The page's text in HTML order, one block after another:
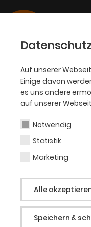
Auf unserer
Einige davon
es uns andere
auf unserer
Notwendig
Statistik
Marketing
Alle
Speichern &
OPER
Martin
Tenor (Gast)
Der Tenor
an der
Josef Protschka
Beginn der